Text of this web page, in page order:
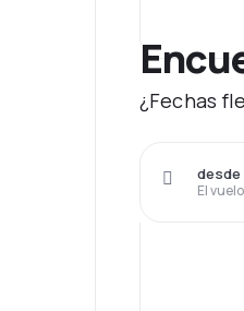
¿Fechas
El
desde